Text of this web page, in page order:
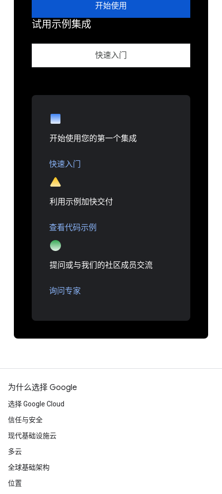
开始使用
试用示例集成
快速入门
开始使用您的第一个集成
快速入门
利用示例加快交付
查看代码示例
提问或与我们的社区成员交流
询问专家
为什么选择 Google
选择 Google Cloud
信任与安全
现代基础设施云
多云
全球基础架构
位置